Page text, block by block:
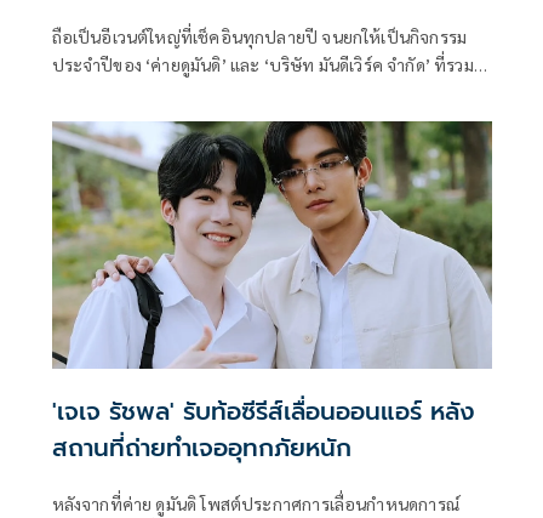
ถือเป็นอีเวนต์ใหญ่ที่เช็คอินทุกปลายปี จนยกให้เป็นกิจกรรม
ประจำปีของ ‘ค่ายดูมันดิ’ และ ‘บริษัท มันดีเวิร์ค จำกัด’ ที่รวมใจ
จำปา’ ขนทัพนักแสดงในค่ายถึง 39 คน ตั้งแต่ DMD GEN 1 - 5
มาร่วมงาน ‘DMD CHARITY 2025 : HEAL WITH LOVE’ ส่งความ
รักถึงทุกคนผ่านเสียงเพลงให้ได้สนุกไปด้วยกัน
'เจเจ รัชพล' รับท้อซีรีส์เลื่อนออนแอร์ หลัง
สถานที่ถ่ายทำเจออุทกภัยหนัก
หลังจากที่ค่าย ดูมันดิ โพสต์ประกาศการเลื่อนกำหนดการณ์